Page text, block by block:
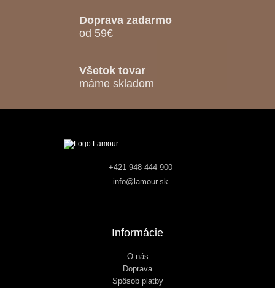
Doprava zadarmo
od 59€
Všetok tovar
máme skladom
+421 948 444 900
info@lamour.sk
Informácie
O nás
Doprava
Spôsob platby